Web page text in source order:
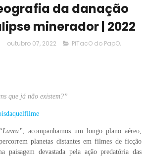
da danação
minerador | 2022
outubro 07, 2022 PiTacO do PapO,
que já não existem?”
“Lavra”, acompanhamos um longo plano aéreo,
planetas distantes em filmes de ficção
paisagem devastada pela ação predatória das